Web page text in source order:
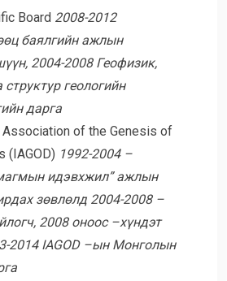
Board 2008-2012
баялгийн ажлын
2004-2008 Геофизик,
структур геологийн
дарга
Association of the Genesis of
(IAGOD) 1992-2004 –
идэвхжил” ажлын
зөвлөлд 2004-2008 –
2008 оноос –хүндэт
2014 IAGOD –ын Монголын